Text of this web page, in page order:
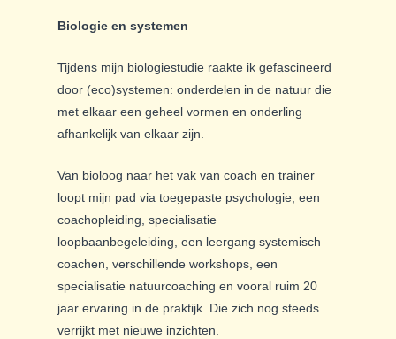
Biologie en systemen
Tijdens mijn biologiestudie raakte ik gefascineerd
door (eco)systemen: onderdelen in de natuur die
met elkaar een geheel vormen en onderling
afhankelijk van elkaar zijn.
Van bioloog naar het vak van coach en trainer
loopt mijn pad via toegepaste psychologie, een
coachopleiding, specialisatie
loopbaanbegeleiding, een leergang systemisch
coachen, verschillende workshops, een
specialisatie natuurcoaching en vooral ruim 20
jaar ervaring in de praktijk. Die zich nog steeds
verrijkt met nieuwe inzichten.